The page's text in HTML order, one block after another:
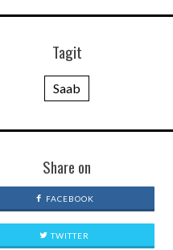
Tagit
Saab
Share on
FACEBOOK
TWITTER